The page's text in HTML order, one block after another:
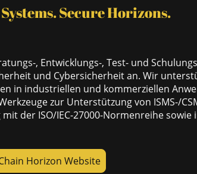
, Entwicklungs-, Test- und
und Cybersicherheit an. Wir
in industriellen und kommerziellen
zur Unterstützung von ISMS-/
der ISO/IEC-27000-Normenreihe
Secure Horizons.
Horizon Website